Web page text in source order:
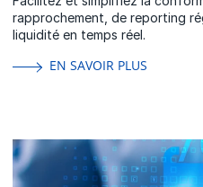
rapprochement, de reporting
liquidité en temps réel.
EN SAVOIR PLUS